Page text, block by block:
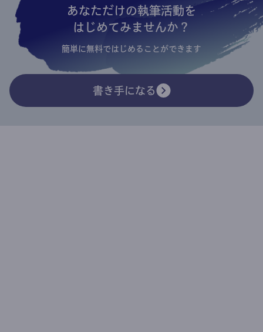
あなただけの執筆活動を
はじめてみませんか？
簡単に無料ではじめることができます
書き手になる